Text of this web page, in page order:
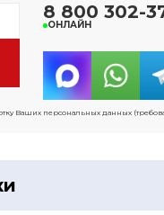
8 800 302-
ОНЛАЙН
Ваших персональных данных